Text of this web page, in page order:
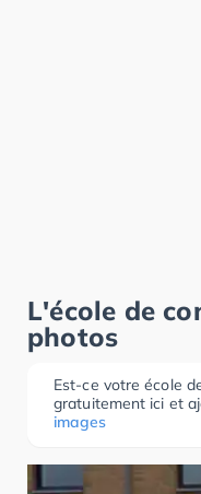
L'école de
photos
Est-ce votre école
gratuitement ici et
images